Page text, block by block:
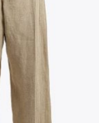
CART